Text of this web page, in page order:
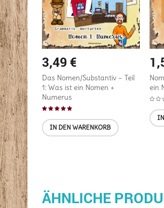
3,49 €
Das Nomen/Substantiv – Teil
1: Was ist ein Nomen +
Numerus
5.00von 5
IN DEN WARENKORB
ein
ÄHNLICHE